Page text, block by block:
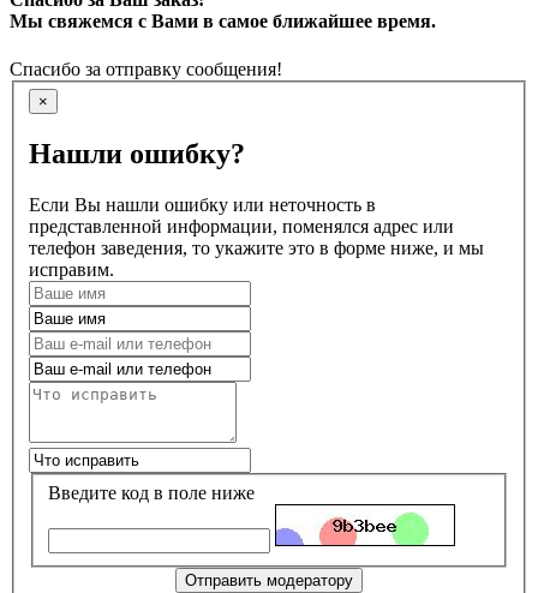
Мы свяжемся с Вами в самое ближайшее время.
Спасибо за отправку сообщения!
×
Нашли ошибку?
Если Вы нашли ошибку или неточность в
представленной информации, поменялся адрес или
телефон заведения, то укажите это в форме ниже, и мы
исправим.
Введите код в поле ниже
Отправить модератору